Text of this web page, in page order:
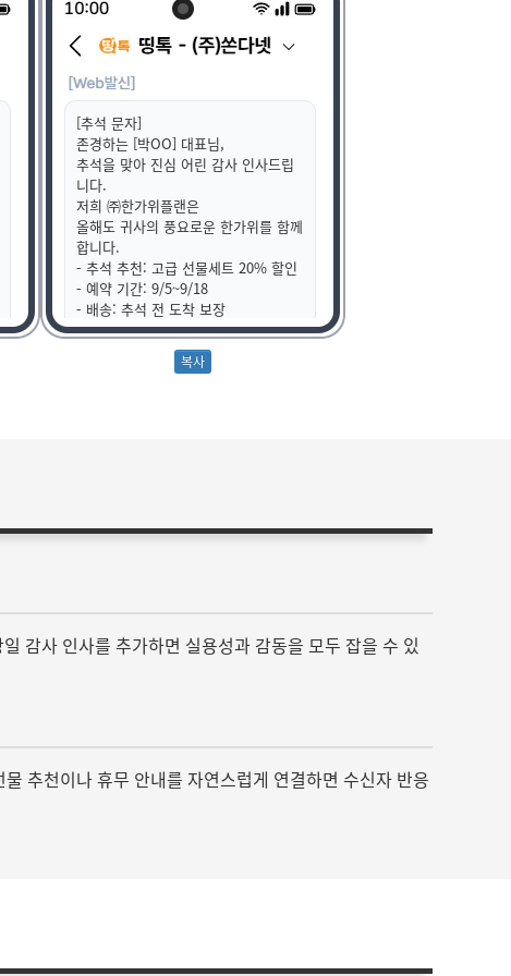
[추석 문자]
존경하는 [박OO] 대표님,
추석을 맞아 진심 어린 감사 인사드립
니다.
저희 ㈜한가위플랜은
올해도 귀사의 풍요로운 한가위를 함께
합니다.
- 추석 추천: 고급 선물세트 20% 할인
- 예약 기간: 9/5~9/18
- 배송: 추석 전 도착 보장
- 주문 링크: [URL]
더도 덜도 말고 한가위만 같으시길 빕
감사 인사를 추가하면 실용성과 감동을 모두 잡을 수 있
추천이나 휴무 안내를 자연스럽게 연결하면 수신자 반응